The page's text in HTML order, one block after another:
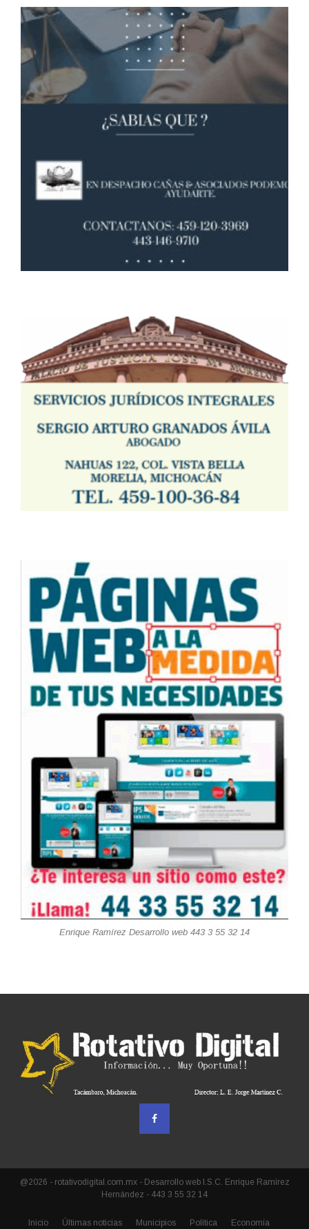
Enrique Ramírez Desarrollo web 443 3 55 32 14
@2026 - rotativodigital.com.mx - Desarrollo web I.S.C. Enrique Ramírez
Hernández - 443 3 55 32 14
Inicio Últimas noticias Municipios Política Economía